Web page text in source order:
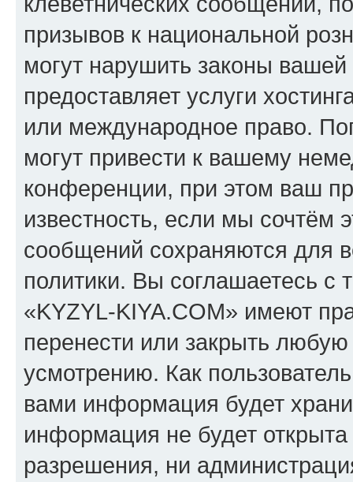
призывов к национальной
могут нарушить законы
предоставляет услуги
или международное право.
могут привести к вашему
конференции, при этом ваш
известность, если мы сочтём
сообщений сохраняются для
политики. Вы соглашаетесь
«KYZYL-KIYA.COM» имеют
перенести или закрыть
усмотрению. Как
вами информация будет
информация не будет
разрешения, ни